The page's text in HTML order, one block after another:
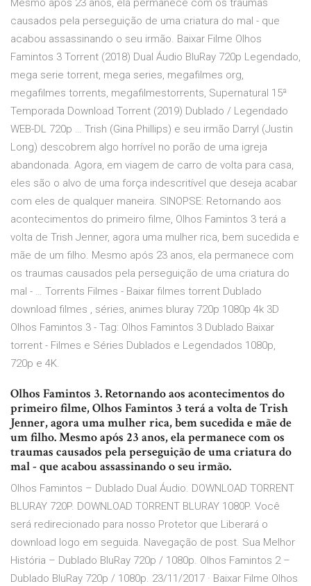
Mesmo após 23 anos, ela permanece com os traumas
causados pela perseguição de uma criatura do mal - que
acabou assassinando o seu irmão. Baixar Filme Olhos
Famintos 3 Torrent (2018) Dual Áudio BluRay 720p Legendado,
mega serie torrent, mega series, megafilmes org,
megafilmes torrents, megafilmestorrents, Supernatural 15ª
Temporada Download Torrent (2019) Dublado / Legendado
WEB-DL 720p … Trish (Gina Phillips) e seu irmão Darryl (Justin
Long) descobrem algo horrível no porão de uma igreja
abandonada. Agora, em viagem de carro de volta para casa,
eles são o alvo de uma força indescritível que deseja acabar
com eles de qualquer maneira. SINOPSE: Retornando aos
acontecimentos do primeiro filme, Olhos Famintos 3 terá a
volta de Trish Jenner, agora uma mulher rica, bem sucedida e
mãe de um filho. Mesmo após 23 anos, ela permanece com
os traumas causados pela perseguição de uma criatura do
mal - … Torrents Filmes - Baixar filmes torrent Dublado
download filmes , séries, animes bluray 720p 1080p 4k 3D
Olhos Famintos 3 - Tag: Olhos Famintos 3 Dublado Baixar
torrent - Filmes e Séries Dublados e Legendados 1080p,
720p e 4K.
Olhos Famintos 3. Retornando aos acontecimentos do
primeiro filme, Olhos Famintos 3 terá a volta de Trish
Jenner, agora uma mulher rica, bem sucedida e mãe de
um filho. Mesmo após 23 anos, ela permanece com os
traumas causados pela perseguição de uma criatura do
mal - que acabou assassinando o seu irmão.
Olhos Famintos – Dublado Dual Áudio. DOWNLOAD TORRENT
BLURAY 720P. DOWNLOAD TORRENT BLURAY 1080P. Você
será redirecionado para nosso Protetor que Liberará o
download logo em seguida. Navegação de post. Sua Melhor
História – Dublado BluRay 720p / 1080p. Olhos Famintos 2 –
Dublado BluRay 720p / 1080p. 23/11/2017 · Baixar Filme Olhos